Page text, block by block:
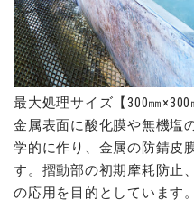
最大処理サイズ【300㎜×300
金属表面に酸化膜や無機塩
学的に作り、金属の防錆皮
す。摺動部の初期摩耗防止
の応用を目的としています。